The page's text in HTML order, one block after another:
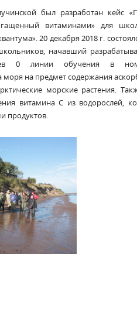
был разработан кейс
витаминами» для
20 декабря 2018 г.
начавший
0 линии обучения в
на предмет содержания
морские растения.
витамина С из водорослей,
продуктов.